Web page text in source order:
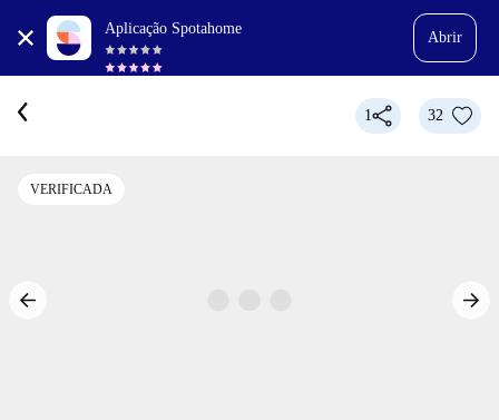
Aplicação Spotahome
Abrir
1 32
VERIFICADA